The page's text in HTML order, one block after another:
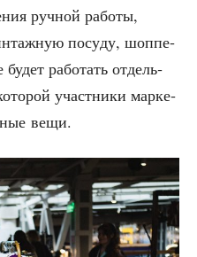
руч­ной рабо­ты,
посу­ду, шоп­пе­
рабо­тать отдель­
участ­ни­ки мар­ке­
вещи.